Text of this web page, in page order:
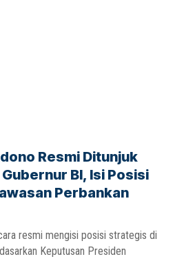
Resmi Ditunjuk
BI, Isi Posisi
Perbankan
resmi mengisi posisi strategis di
Keputusan Presiden